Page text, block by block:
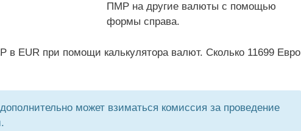
ПМР на другие валюты с помощью
формы справа.
в EUR при помощи калькулятора валют. Сколько 11699 Евро
может взиматься комиссия за проведение